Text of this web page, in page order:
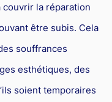
couvrir la réparation
être subis. Cela
souffrances
esthétiques, des
soient temporaires